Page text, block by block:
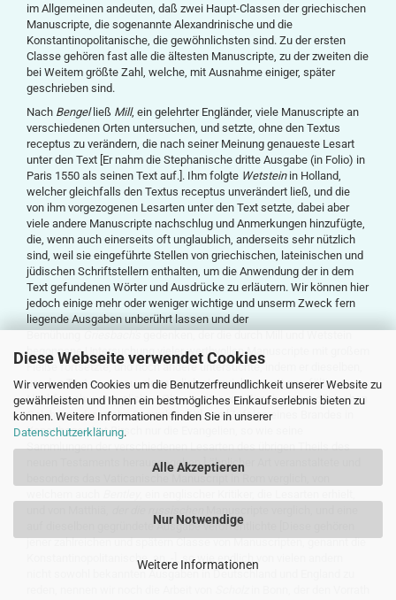
Diese Webseite verwendet Cookies
Wir verwenden Cookies um die Benutzerfreundlichkeit unserer Website zu
gewährleisten und Ihnen ein bestmögliches Einkaufserlebnis bieten zu
können. Weitere Informationen finden Sie in unserer
Datenschutzerklärung.
Alle Akzeptieren
Nur Notwendige
Weitere Informationen
im Allgemeinen andeuten, daß zwei Haupt-Classen der griechischen
Manuscripte, die sogenannte Alexandrinische und die
Konstantinopolitanische, die gewöhnlichsten sind. Zu der ersten
Classe gehören fast alle die ältesten Manuscripte, zu der zweiten die
bei Weitem größte Zahl, welche, mit Ausnahme einiger, später
geschrieben sind.
Nach Bengel ließ Mill, ein gelehrter Engländer, viele Manuscripte an
verschiedenen Orten untersuchen, und setzte, ohne den Textus
receptus zu verändern, die nach seiner Meinung genaueste Lesart
unter den Text [Er nahm die Stephanische dritte Ausgabe (in Folio) in
Paris 1550 als seinen Text auf.]. Ihm folgte Wetstein in Holland,
welcher gleichfalls den Textus receptus unverändert ließ, und die
von ihm vorgezogenen Lesarten unter den Text setzte, dabei aber
viele andere Manuscripte nachschlug und Anmerkungen hinzufügte,
die, wenn auch einerseits oft unglaublich, anderseits sehr nützlich
sind, weil sie eingeführte Stellen von griechischen, lateinischen und
jüdischen Schriftstellern enthalten, um die Anwendung der in dem
Text gefundenen Wörter und Ausdrücke zu erläutern. Wir können hier
jedoch einige mehr oder weniger wichtige und unserm Zweck fern
liegende Ausgaben unberührt lassen und der
begonnene Untersuchung vieler werthvollen Manuscripte mit großem
Fleiße fortsetzte, und noch andere untersuchte, indem er dieselben,
um den Text so genau, als möglich einzurichten, mit sorgfältiger
Nachforschung verglich. – Ohne weiter vonBirsch, einem dänischen
Gelehrten, der reiche Sammlun- [IX] gen [Zufolge eines Brandes in
Kopenhagen hat Birsch nur die Evangelien, so wie seine
Sammlungen der verschiedenen Lesarten des übrigen Theils des
neuen Testaments herausgegeben.] ähnlicher Art veranstaltete und
besonders das Vaticanische Manuscript in Rom verglich, von
auf dieselben gegründete Ausgabe veröffentlichte [Diese gehören
jener zahlreichen und spätern Classe von Manuscripten, genannt die
Konstantinopolitanische, an. -], so wie endlich von vielen andern